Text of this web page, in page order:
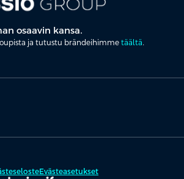
osaavin kansa.
ja tutustu brändeihimme täältä.
Evästeasetukset